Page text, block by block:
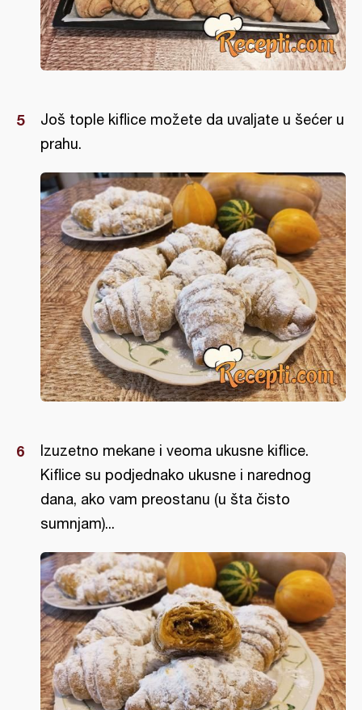
Još tople kiflice možete da uvaljate u šećer u
prahu.
Izuzetno mekane i veoma ukusne kiflice.
Kiflice su podjednako ukusne i narednog
dana, ako vam preostanu (u šta čisto
sumnjam)...